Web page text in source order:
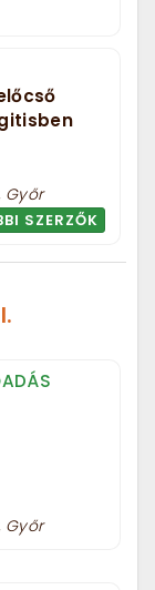
Győr
SZERZŐK
Győr